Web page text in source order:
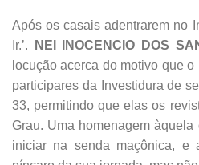
Após os casais adentrarem no
Ir.’. NEI INOCENCIO DOS
locução acerca do motivo que
participares da Investidura de
33, permitindo que elas os
Grau. Uma homenagem
iniciar na senda maçônica, e